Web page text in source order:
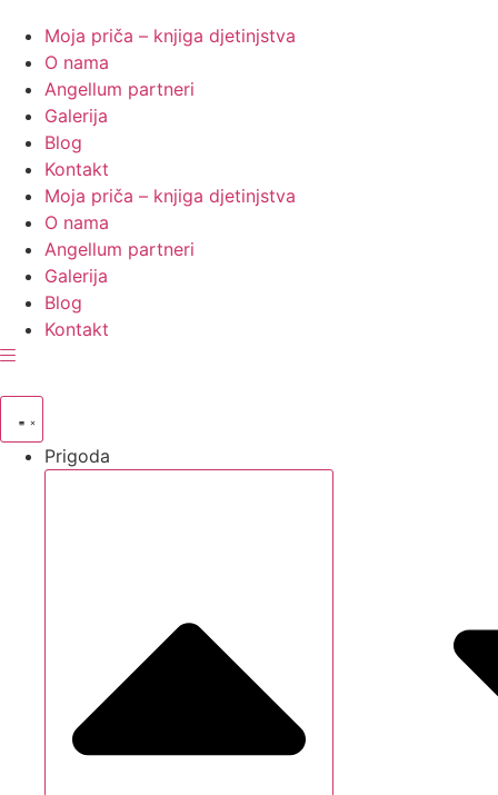
Moja priča – knjiga djetinjstva
O nama
Angellum partneri
Galerija
Blog
Kontakt
Moja priča – knjiga djetinjstva
O nama
Angellum partneri
Galerija
Blog
Kontakt
Prigoda